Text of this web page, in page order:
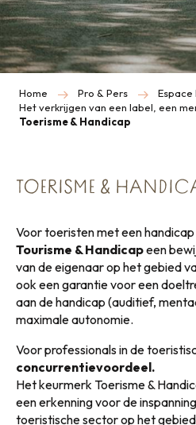
Home Pro & Pers
Espace
Het verkrijgen van een label, een
Toerisme & Handicap
TOERISME &
Voor toeristen met een handicap
Tourisme & Handicapeen
van de eigenaar op het gebied
ook een garantie voor een
aan de handicap (auditief,
maximale autonomie.
Voor professionals in de
concurrentievoordeel.
Het keurmerk Toerisme &
een erkenning voor de
toeristische sector op het